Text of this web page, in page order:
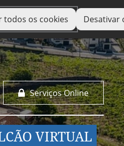
todos os cookies Desativar
Serviços Online
VIRTUAL